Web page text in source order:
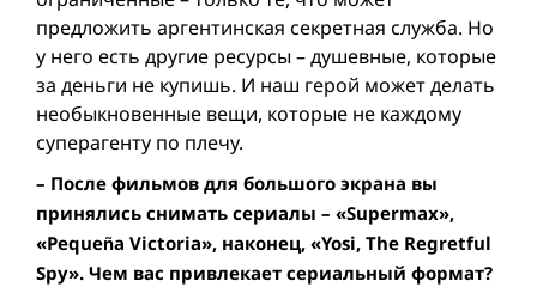
предложить аргентинская секретная служба. Но
у него есть другие ресурсы – душевные, которые
за деньги не купишь. И наш герой может делать
необыкновенные вещи, которые не каждому
суперагенту по плечу.
– После фильмов для большого экрана вы
принялись снимать сериалы – «Supermax»,
«Pequeña Victoria», наконец, «Yosi, The Regretful
Spy». Чем вас привлекает сериальный формат?